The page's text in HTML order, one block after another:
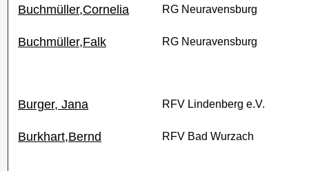
Buchmüller,Cornelia RG Neuravensburg
Buchmüller,Falk RG Neuravensburg
Burger, Jana RFV Lindenberg e.V.
Burkhart,Bernd RFV Bad Wurzach